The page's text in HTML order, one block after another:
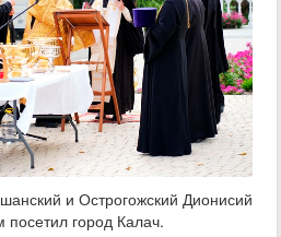
и Острогожский Дионисий
посетил город Калач.